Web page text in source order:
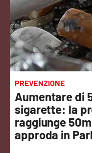
Sanità
Sport
Cultura
Podcast
Meteo
Editoriali
PREVENZIONE
Aumentare di
sigarette: la
raggiunge
approda in